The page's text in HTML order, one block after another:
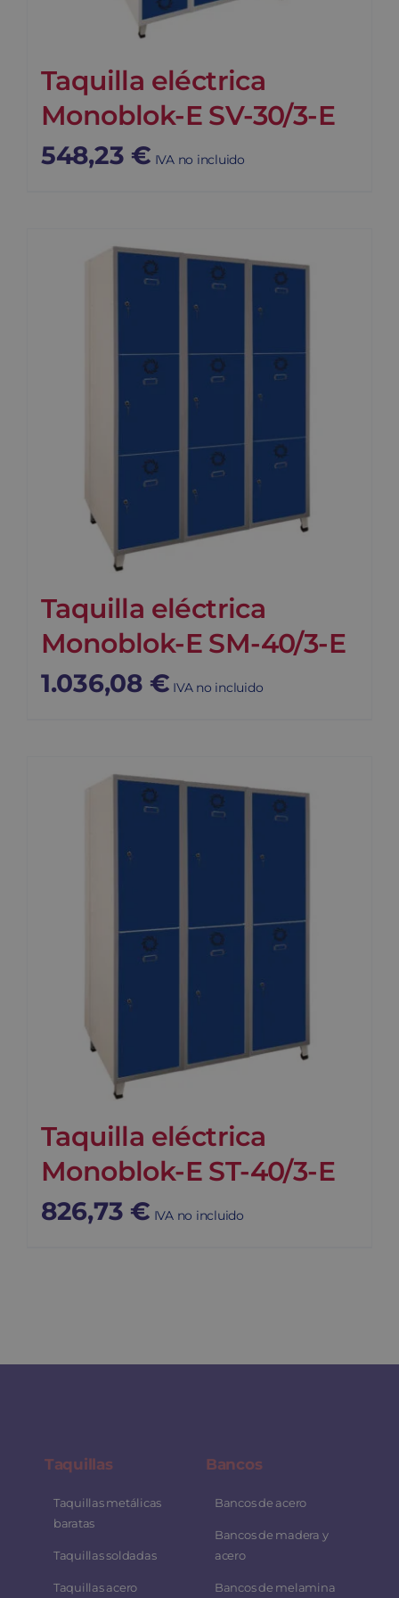
Taquilla eléctrica
Monoblok-E SV-30/3-E
548,23 € IVA no incluido
Taquilla eléctrica
Monoblok-E SM-40/3-E
1.036,08 € IVA no incluido
Taquilla eléctrica
Monoblok-E ST-40/3-E
826,73 € IVA no incluido
Taquillas
Taquillas metálicas
baratas
Taquillas soldadas
Taquillas acero
Bancos
Bancos de acero
Bancos de madera y
acero
Bancos de melamina